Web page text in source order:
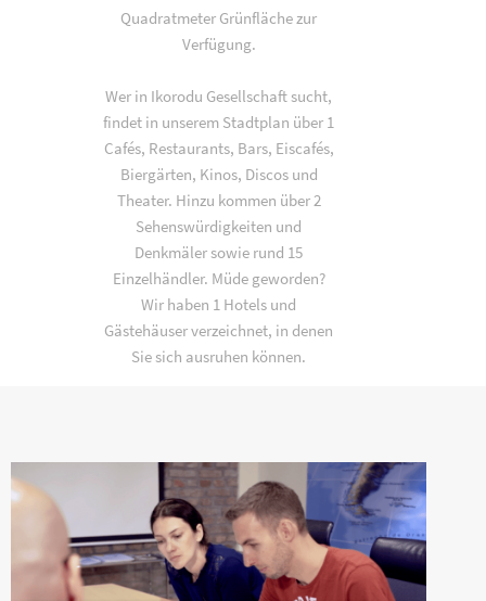
Quadratmeter Grünfläche zur
Verfügung.
Wer in Ikorodu Gesellschaft sucht,
findet in unserem Stadtplan über 1
Cafés, Restaurants, Bars, Eiscafés,
Biergärten, Kinos, Discos und
Theater. Hinzu kommen über 2
Sehenswürdigkeiten und
Denkmäler sowie rund 15
Einzelhändler. Müde geworden?
Wir haben 1 Hotels und
Gästehäuser verzeichnet, in denen
Sie sich ausruhen können.